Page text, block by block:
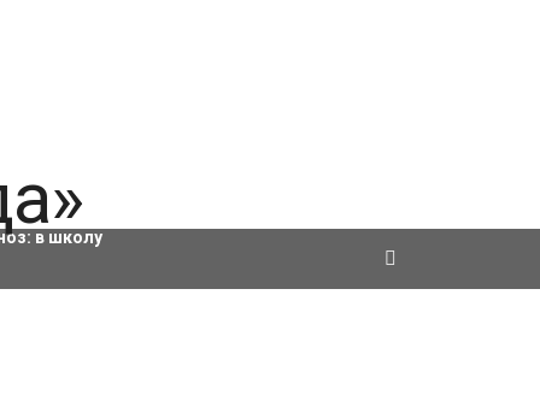
в школу